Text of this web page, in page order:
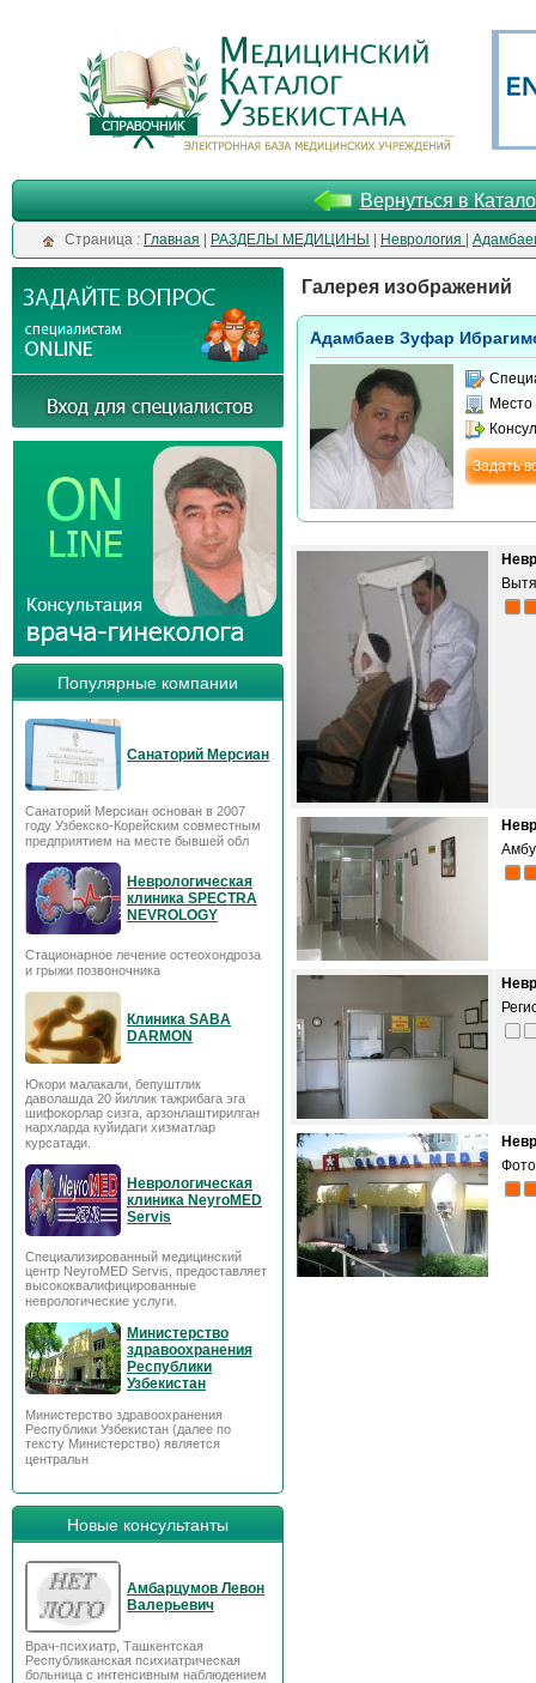
Вернуться в
Cтраница : Главная РАЗДЕЛЫ МЕДИЦИНЫ Неврология
Популярные компании
Санаторий Мерсиан
Санаторий Мерсиан основан в 2007
году Узбекско-Корейским совместным
предприятием на месте бывшей обл
Неврологическая
клиника SPECTRA
NEVROLOGY
Стационарное лечение остеохондроза
и грыжи позвоночника
Клиника SABA
DARMON
Юкори малакали, бепуштлик
даволашда 20 йиллик тажрибага эга
шифокорлар сизга, арзонлаштирилган
нархларда куйидаги хизматлар
курсатади.
Неврологическая
клиника NeyroMED
Servis
Специализированный медицинский
центр NeyroMED Servis, предоставляет
высококвалифицированные
неврологические услуги.
Министерство
здравоохранения
Республики
Узбекистан
Министерство здравоохранения
Республики Узбекистан (далее по
тексту Министерство) является
центральн
Новые консультанты
Амбарцумов Левон
Валерьевич
Врач-психиатр, Ташкентская
Республиканская психиатрическая
больница с интенсивным наблюдением
Галерея изображений
Адамбаев Зуфар
Задать
Фото